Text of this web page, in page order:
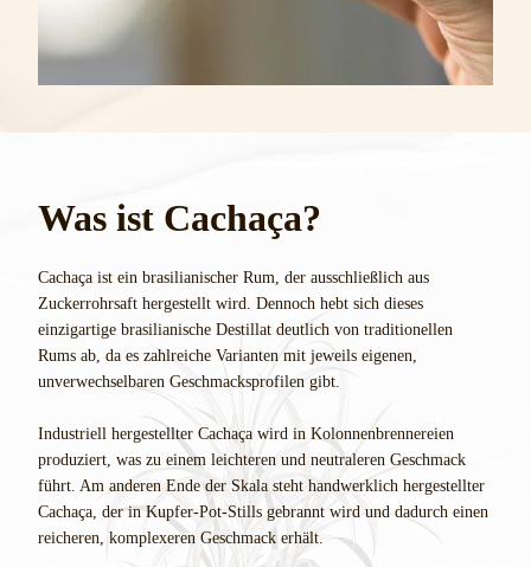
Was ist Cachaça?
Cachaça ist ein brasilianischer Rum, der ausschließlich aus
Zuckerrohrsaft hergestellt wird. Dennoch hebt sich dieses
einzigartige brasilianische Destillat deutlich von traditionellen
Rums ab, da es zahlreiche Varianten mit jeweils eigenen,
unverwechselbaren Geschmacksprofilen gibt.
Industriell hergestellter Cachaça wird in Kolonnenbrennereien
produziert, was zu einem leichteren und neutraleren Geschmack
führt. Am anderen Ende der Skala steht handwerklich hergestellter
Cachaça, der in Kupfer-Pot-Stills gebrannt wird und dadurch einen
reicheren, komplexeren Geschmack erhält.